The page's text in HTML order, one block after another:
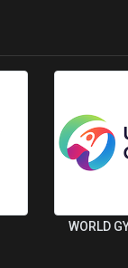
WORLD